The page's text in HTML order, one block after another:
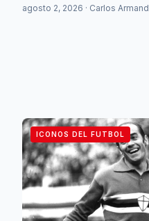
agosto 2, 2026 · Carlos
ICONOS DEL FUTBOL